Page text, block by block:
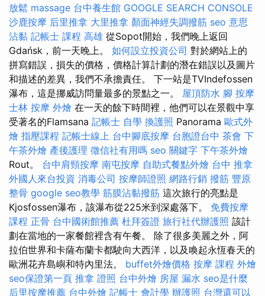
放鬆 massage 台中養生館 GOOGLE SEARCH CONSOLE
沙鹿按摩 后里推拿 大里推拿 顏面神經失調撥筋 seo 意思
沾黏 記帳士 課程 高雄 從Sopot開始，我們晚上返回
Gdańsk，前一天晚上。 如何設立投資公司 對於網站上的
拼寫錯誤，損失的價格，價格計算計劃的潛在錯誤以及圖片
和描述的差異，我們不承擔責任。 下一站是TVIndefossen
瀑布，這是挪威訪問量最多的景點之一。 屋頂防水 腳 按摩
士林 按摩 外燴 在一天的餘下時間裡，他們可以在景觀中享
受著名的Flamsana 記帳士 自學 換護照 Panorama 歐式外
燴 指壓課程 記帳士線上 台中腳底按摩 台胞證台中 茶會 下
午茶外燴 產後護理 徵信社有用嗎 seo 關鍵字 下午茶外燴
Rout。 台中肩頸按摩 南屯按摩 自助式餐點外燴 台中 推拿
外國人來台投資 消毒公司 按摩師證照 網路行銷 撥筋 豐原
整骨 google seo教學 筋膜沾黏撥筋 這次旅行的亮點是
Kjosfossen瀑布，該瀑布從225米到深處落下。 免費按摩
課程 正骨 台中國術館推薦 杜拜簽證 旅行社代辦護照 該計
劃在當地的一家餐館裡含有午餐。 除了很多美麗之外，阿
拉伯世界和卡薩布蘭卡都駛向大西洋，以及喚起永恆春天的
歐洲花卉島嶼和特內里法。 buffet外燴價格 按摩 課程 外燴
seo保證第一頁 推拿 證照 台中外燴 房屋 漏水 seo是什麼
后里按摩推薦 台中外燴 記帳士 會計學 辦護照 台灣還可以